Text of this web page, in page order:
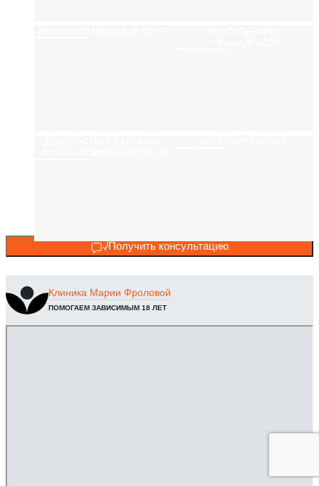
Получить консультацию
Клиника Марии Фроловой
ПОМОГАЕМ ЗАВИСИМЫМ 18 ЛЕТ